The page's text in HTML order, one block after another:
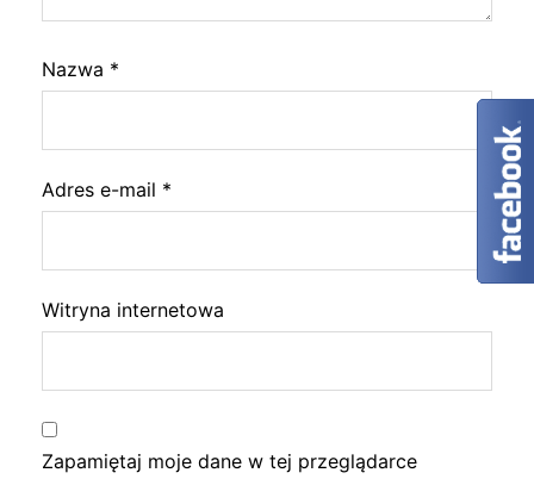
Nazwa *
Adres e-mail *
Witryna internetowa
Zapamiętaj moje dane w tej przeglądarce